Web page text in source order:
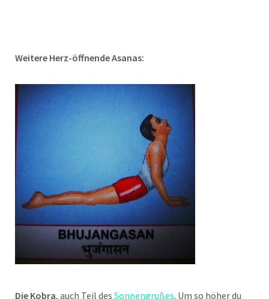
Weitere Herz-öffnende Asanas:
Die Kobra, auch Teil des Sonnengrußes. Um so höher du